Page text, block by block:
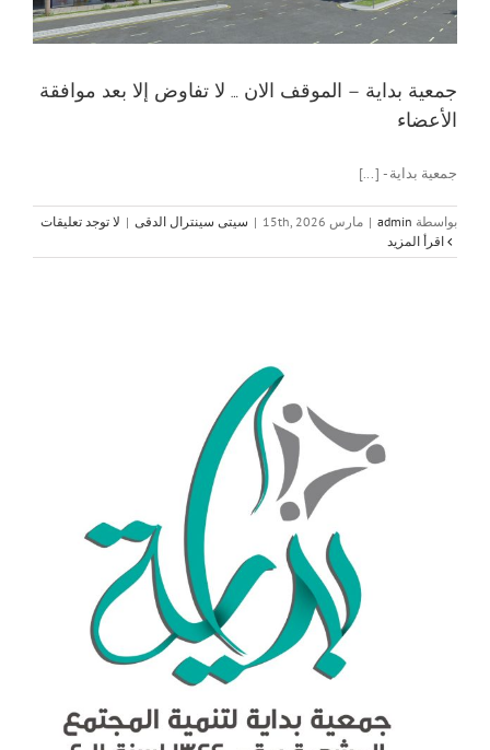
جمعية بداية – الموقف الان … لا تفاوض إلا بعد موافقة
الأعضاء
جمعية بداية - [...]
بواسطة admin
| مارس 15th, 2026 | سيتى سينترال الدقى | لا توجد تعليقات